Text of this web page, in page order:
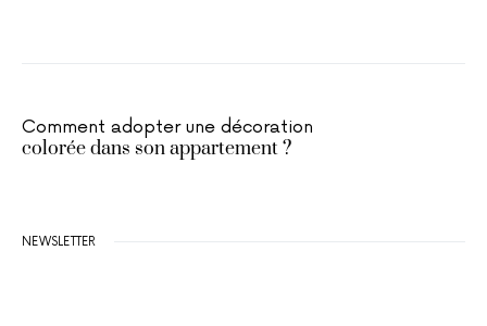
Comment adopter une décoration
colorée dans son appartement ?
NEWSLETTER